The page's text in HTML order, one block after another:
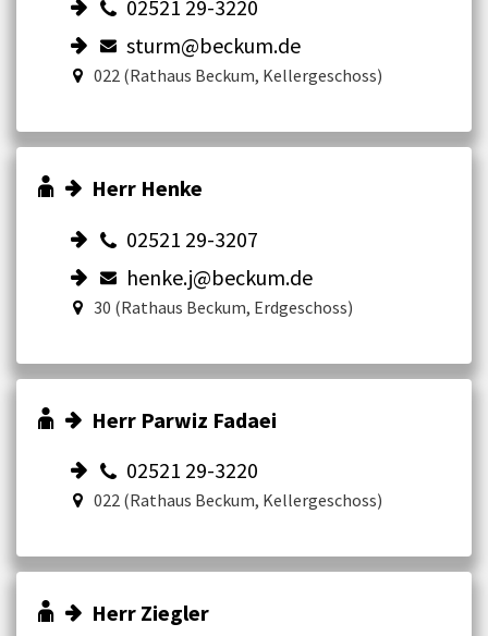
02521 29-3220
sturm@beckum.de
022 (Rathaus Beckum, Kellergeschoss)
Herr Henke
02521 29-3207
henke.j@beckum.de
30 (Rathaus Beckum, Erdgeschoss)
Herr Parwiz Fadaei
02521 29-3220
022 (Rathaus Beckum, Kellergeschoss)
Herr Ziegler